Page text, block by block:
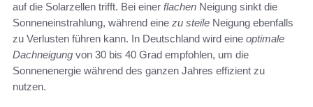
auf die Solarzellen trifft. Bei einer flachen Neigung sinkt die
Sonneneinstrahlung, während eine zu steile Neigung ebenfalls
zu Verlusten führen kann. In Deutschland wird eine optimale
Dachneigung von 30 bis 40 Grad empfohlen, um die
Sonnenenergie während des ganzen Jahres effizient zu
nutzen.